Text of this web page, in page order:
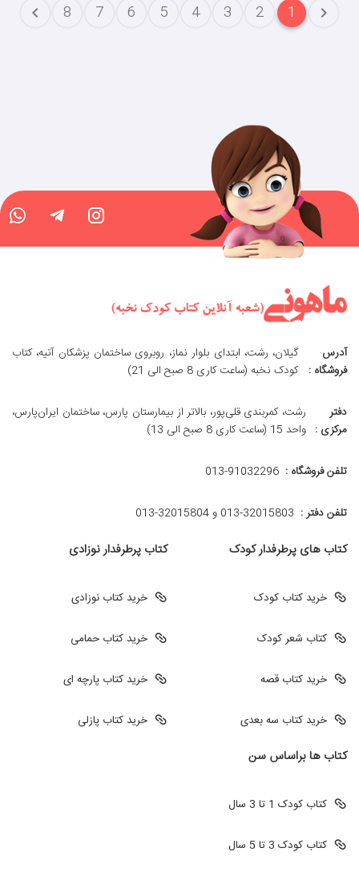
1
2
3
4
5
6
7
8
آدرس
فروشگاه :
گیلان، رشت، ابتدای بلوار نماز، روبروی ساختمان پزشکان آتیه، کتاب
کودک نخبه (ساعت کاری 8 صبح الی 21)
دفتر
مرکزی :
رشت، کمربندی قلی‌پور، بالاتر از بیمارستان پارس، ساختمان ایران‌پارس،
واحد 15 (ساعت کاری 8 صبح الی 13)
تلفن فروشگاه : 013-91032296
تلفن دفتر : 013-32015803 و 32015804-013
کتاب های پرطرفدار کودک
خرید کتاب کودک
کتاب شعر کودک
خرید کتاب قصه
خرید کتاب سه بعدی
کتاب پرطرفدار نوزادی
خرید کتاب نوزادی
خرید کتاب حمامی
خرید کتاب پارچه ای
خرید کتاب پازلی
کتاب ها براساس سن
کتاب کودک 1 تا 3 سال
کتاب کودک 3 تا 5 سال